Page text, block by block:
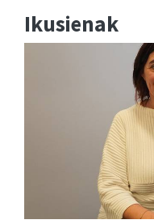
Ikusienak